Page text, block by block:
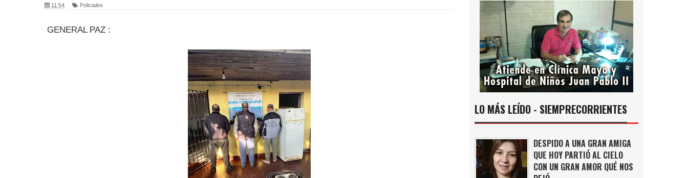
11:54 Policiales
GENERAL PAZ :
LO MÁS LEÍDO - SIEMPRECORRIENTES
DESPIDO A UNA GRAN AMIGA
QUE HOY PARTIÓ AL CIELO
CON UN GRAN AMOR QUÉ NOS